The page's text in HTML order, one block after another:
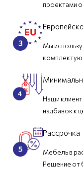
проектами
Мы
Наши
надбавок к
Рассрочка
Мебель в
Решение от